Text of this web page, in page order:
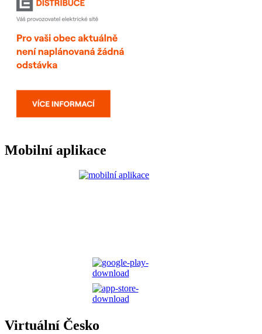
Mobilní aplikace
Virtuální Česko